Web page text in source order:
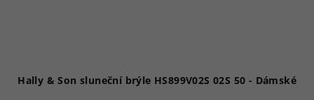
Hally & Son sluneční brýle HS899V02S 02S 50 - Dámské